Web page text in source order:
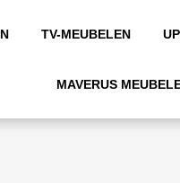
TV-MEUBELEN
MAVERUS